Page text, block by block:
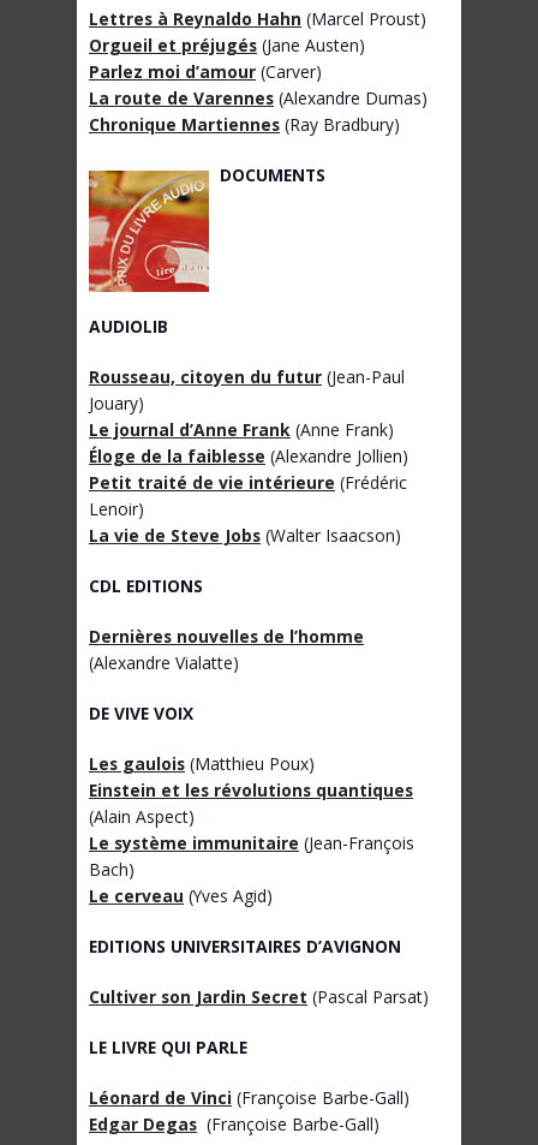
Lettres à Reynaldo Hahn (Marcel Proust)
Orgueil et préjugés (Jane Austen)
Parlez moi d’amour (Carver)
La route de Varennes (Alexandre Dumas)
Chronique Martiennes (Ray Bradbury)
DOCUMENTS
AUDIOLIB
Rousseau, citoyen du futur (Jean-Paul
Jouary)
Le journal d’Anne Frank (Anne Frank)
Éloge de la faiblesse (Alexandre Jollien)
Petit traité de vie intérieure (Frédéric
Lenoir)
La vie de Steve Jobs (Walter Isaacson)
CDL EDITIONS
Dernières nouvelles de l’homme
(Alexandre Vialatte)
DE VIVE VOIX
Les gaulois (Matthieu Poux)
Einstein et les révolutions quantiques
(Alain Aspect)
Le système immunitaire (Jean-François
Bach)
Le cerveau (Yves Agid)
EDITIONS UNIVERSITAIRES D’AVIGNON
Cultiver son Jardin Secret (Pascal Parsat)
LE LIVRE QUI PARLE
Léonard de Vinci (Françoise Barbe-Gall)
Edgar Degas (Françoise Barbe-Gall)